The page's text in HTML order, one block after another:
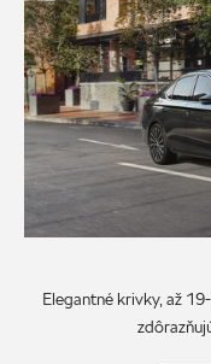
Elegantné krivky, až